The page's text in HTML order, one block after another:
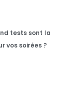
tests sont la
vos soirées ?